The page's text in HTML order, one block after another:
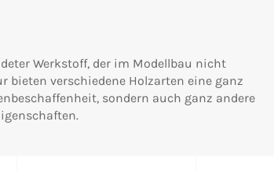
Werkstoff, der im Modellbau nicht
bieten verschiedene Holzarten eine ganz
sondern auch ganz andere